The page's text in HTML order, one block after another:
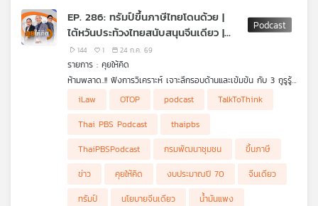
ข่าย
วัย 5 วันยืนยันว่าเกิดจากภาวะป่วยรุนแรงตั้งแต่แรกเกิด
ฟังเสียงความทุกข์หัวอกพ่อแม่เด็ก
ฟังเสียงแถลงของ ผอ.โรงพยาบาลอ่างทอง
ฟังเสียง รองอธิบดีกรมสนับสนุนบริการสุขภาพ กรณีการติดกล้อง
วงจรปิดในห้อง ICU
.
กับ ดร.แก้ว กังสดาลอำไพ นักพิษวิทยา กับ ชนาธิป
ไพรพงค์
EP. 286: ทรัมป์ขึ้นภาษีไทยโดนด้วย |
ไต้หวันประท้วงไทยสนับสนุนจีนเดียว |
อนุทินเดินหน้าฟ้องยิ่งชีพ
144 1 24 ก.ค. 69
รายการ : คุยให้คิด
ห้ามพลาด..!! ฟังการวิเคราะห์ เจาะลึกรอบด้านและเข้มข้น กับ 3 กูรูรู้
ข่าวร้อน
หมุนเวียน" กลับมาใช้
- กรมพัฒนาชุมชนชี้ OTOP สร้างรายได้ 300,000 ล้านบาท
- "ราคาน้ำมัน-ภาษีทรัมป์ 12.5%" 2 เรื่องใหญ่ที่กลับมากระทบคนไทย
อีกครั้ง
- ทรัมป์ขึ้นภาษีประเทศคู่ค้า 60 ประเทศ ไทยโดนด้วย 12.5%
- ไต้หวันประท้วงท่าทีไทย ที่สนับสนุน "นโยบายจีนเดียว"
- อนุทินเดินหน้าฟ้อง "ยิ่งชีพ iLaw" กล่าวหาเอี่ยวคดีฮั้วเลือก สว.
- "คดีฮั้วเลือก สว." จะจบลงก่อน สว. ชุดนี้จะครบวาระหรือไม่ ?
iLaw OTOP podcast
TalkToThink
Thai PBS Podcast
thaipbs
ThaiPBSPodcast
กรมพัฒนาชุมชน
ขึ้นภาษี
ข่าว
คุยให้คิด งบประมาณปี 70
จีนเดียว
ทรัมป์
นโยบายจีนเดียว
น้ำมันแพง